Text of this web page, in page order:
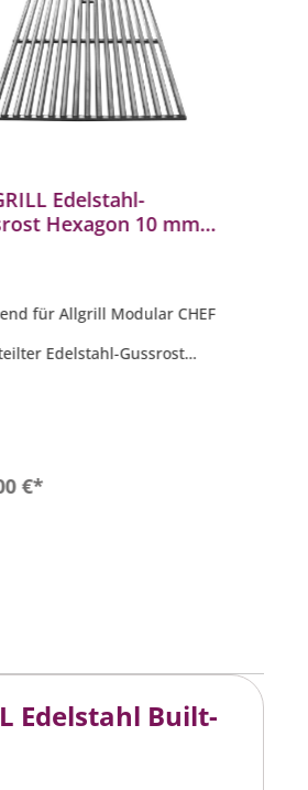
Edelstahl-
Hexagon 10 mm
für Allgrill Modular CHEF
Edelstahl-Gussrost
€*
In den Warenkorb
Edelstahl Built-